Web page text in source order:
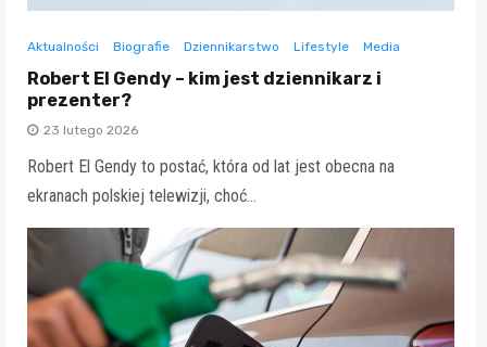
Aktualności Biografie Dziennikarstwo Lifestyle Media
Robert El Gendy – kim jest dziennikarz i
prezenter?
23 lutego 2026
Robert El Gendy to postać, która od lat jest obecna na
ekranach polskiej telewizji, choć…